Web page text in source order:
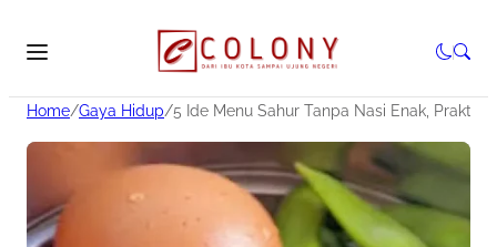
Home/Gaya Hidup/5 Ide Menu Sahur Tanpa Nasi Enak, Praktis,